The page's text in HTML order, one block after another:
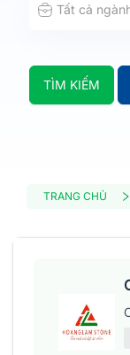
Tất cả
TÌM KIẾM
TRANG CHỦ